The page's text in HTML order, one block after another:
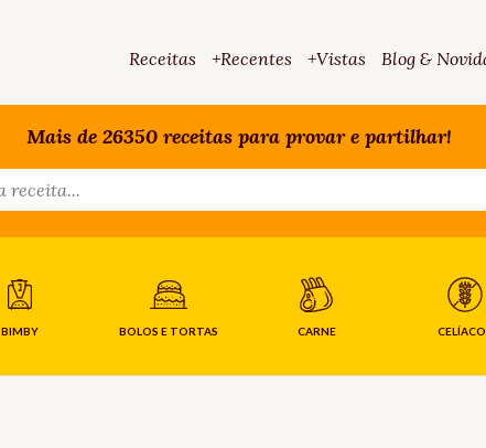
Receitas +Recentes +Vistas Blog &
Mais de 26350 receitas para provar e partilhar!
BIMBY BOLOS E TORTAS CARNE